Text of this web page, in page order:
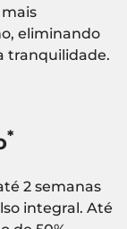
eliminando
tranquilidade.
*
2 semanas
integral. Até